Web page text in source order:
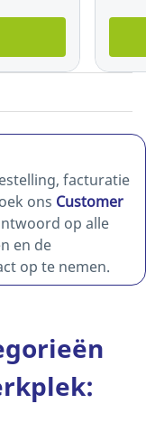
facturatie
ons Customer
op alle
en de
op te nemen.